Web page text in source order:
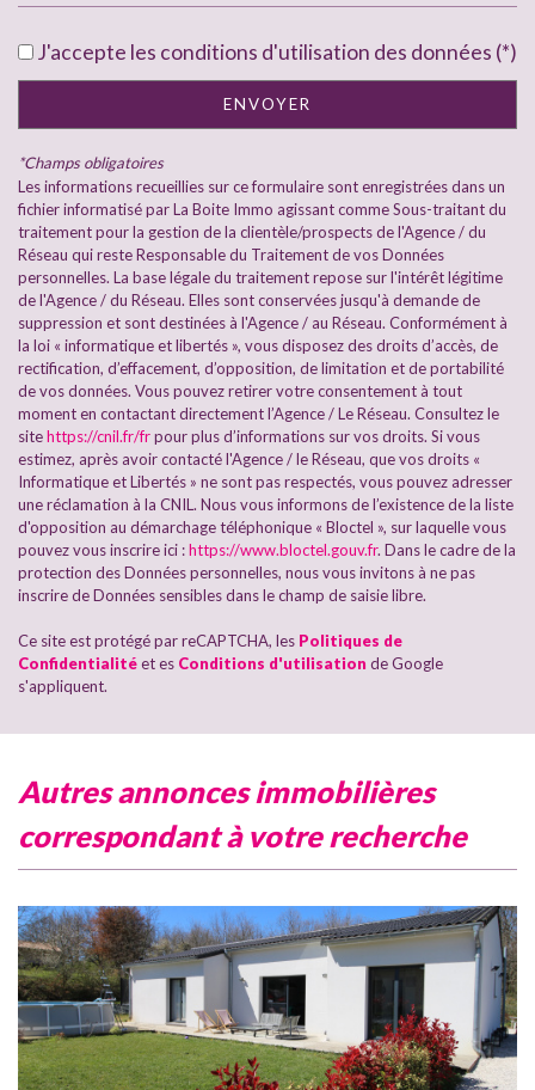
Bibliothèque
Bureau de poste
Mairie
Presse et Tabac
statistiques
Nombre d'habitants
5 480
Propriétaires (vs. locataires)
69,64 %
Taxe habitation
10,92 %
Taxe foncière
12,81 %
Habitants de moins de 25 ans
29,27 %
Habitants de 25 à 55 ans
40,91 %
Habitants de plus de 55 ans
29,82 %
Familles sans enfant
47,28 %
Maisons
72,48 %
Appartements
J'accepte les conditions d'utilisation des données (*)
ENVOYER
*Champs obligatoires
Les informations recueillies sur ce formulaire sont enregistrées dans un
fichier informatisé par La Boite Immo agissant comme Sous-traitant du
traitement pour la gestion de la clientèle/prospects de l'Agence / du
Réseau qui reste Responsable du Traitement de vos Données
personnelles. La base légale du traitement repose sur l'intérêt légitime
de l'Agence / du Réseau. Elles sont conservées jusqu'à demande de
suppression et sont destinées à l'Agence / au Réseau. Conformément à
la loi « informatique et libertés », vous disposez des droits d’accès, de
rectification, d’effacement, d’opposition, de limitation et de portabilité
de vos données. Vous pouvez retirer votre consentement à tout
moment en contactant directement l’Agence / Le Réseau. Consultez le
sitehttps://cnil.fr/frpour plus d’informations sur vos droits. Si vous
estimez, après avoir contacté l'Agence / le Réseau, que vos droits «
Informatique et Libertés » ne sont pas respectés, vous pouvez adresser
une réclamation à la CNIL. Nous vous informons de l’existence de la liste
d'opposition au démarchage téléphonique « Bloctel », sur laquelle vous
pouvez vous inscrire ici :https://www.bloctel.gouv.fr. Dans le cadre de la
protection des Données personnelles, nous vous invitons à ne pas
inscrire de Données sensibles dans le champ de saisie libre.
Ce site est protégé par reCAPTCHA, les Politiques de
Confidentialitéet es Conditions d'utilisation de Google
s'appliquent.
autres annonces immobilières
correspondant à votre recherche